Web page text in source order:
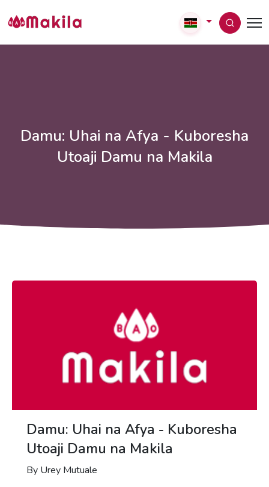
Damu: Uhai na Afya - Kuboresha
Utoaji Damu na Makila
Damu: Uhai na Afya - Kuboresha
Utoaji Damu na Makila
By Urey Mutuale